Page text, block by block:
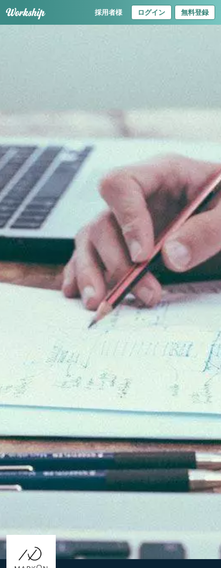
採用者様 ログイン 無料登録